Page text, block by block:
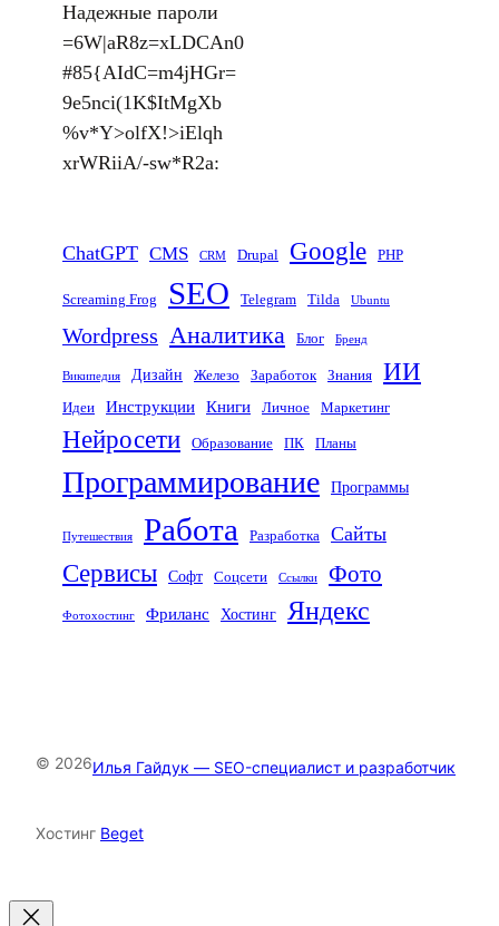
s
A
p
p
u
b
т
а
к
т
е
t
e
r
r
Надежные пароли
=6W|aR8z=xLDCAn0
#85{AIdC=m4jHGr=
9e5nci(1K$ItMgXb
%v*Y>olfX!>iElqh
xrWRiiA/-sw*R2a:
ChatGPT CMS CRM Drupal Google PHP
Screaming Frog SEO Telegram Tilda Ubuntu
Wordpress Аналитика Блог Бренд
Википедия Дизайн Железо Заработок Знания ИИ
Идеи Инструкции Книги Личное Маркетинг
Нейросети Образование ПК Планы
Программирование Программы
Путешествия Работа Разработка Сайты
Сервисы Софт Соцсети Ссылки Фото
Фотохостинг Фриланс Хостинг Яндекс
© 2026Илья Гайдук — SEO-специалист и разработчик
Хостинг Beget